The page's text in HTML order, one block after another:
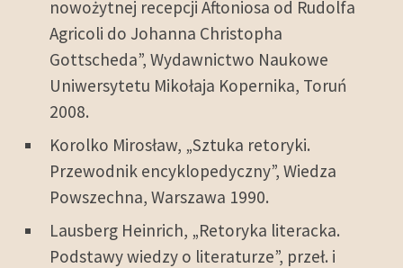
nowożytnej recepcji Aftoniosa od Rudolfa
Agricoli do Johanna Christopha
Gottscheda”, Wydawnictwo Naukowe
Uniwersytetu Mikołaja Kopernika, Toruń
2008.
Korolko Mirosław, „Sztuka retoryki.
Przewodnik encyklopedyczny”, Wiedza
Powszechna, Warszawa 1990.
Lausberg Heinrich, „Retoryka literacka.
Podstawy wiedzy o literaturze”, przeł. i